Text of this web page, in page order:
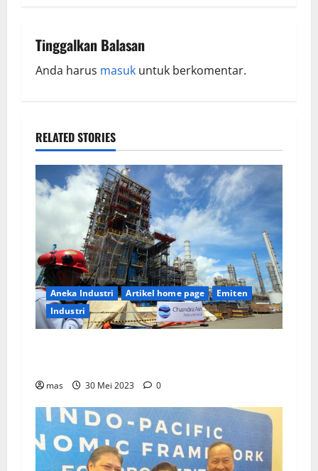
Tinggalkan Balasan
Anda harus masuk untuk berkomentar.
RELATED STORIES
Aneka Industri Artikel home page
Emiten
Industri
mas 30 Mei 2023 0